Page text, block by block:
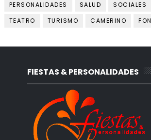
PERSONALIDADES
SALUD SOCIALES
TEATRO
TURISMO CAMERINO FON
FIESTAS & PERSONALIDADES